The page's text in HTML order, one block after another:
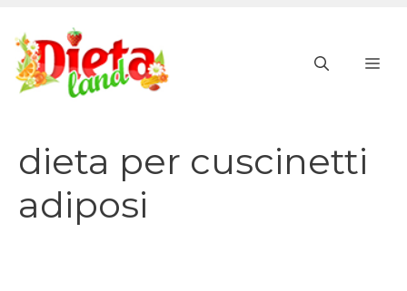
contenuto
dieta per cuscinetti
adiposi